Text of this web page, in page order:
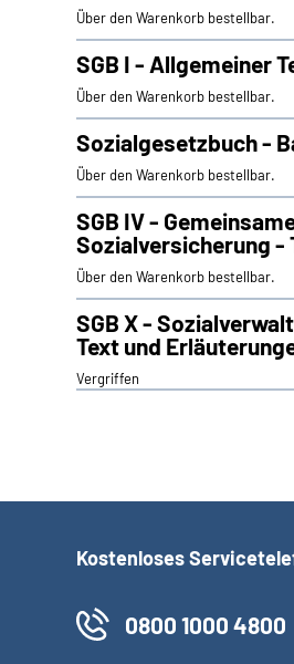
Über den Warenkorb bestellbar.
SGB I - Allgemeiner
Über den Warenkorb bestellbar.
Sozialgesetzbuch -
Über den Warenkorb bestellbar.
SGB IV -
Sozialversicherung -
Über den Warenkorb bestellbar.
SGB X -
Text und
Vergriffen
Kostenloses
0800 1000 4800